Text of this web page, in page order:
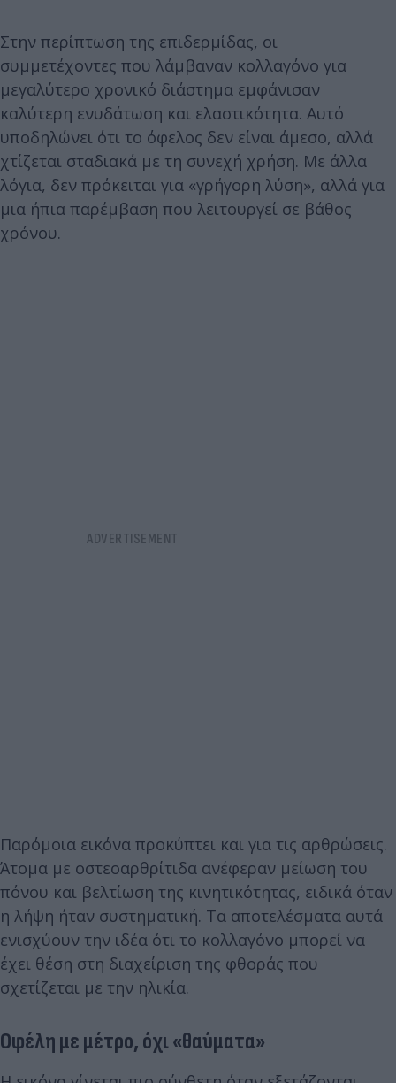
Στην περίπτωση της επιδερμίδας, οι
συμμετέχοντες που λάμβαναν κολλαγόνο για
μεγαλύτερο χρονικό διάστημα εμφάνισαν
καλύτερη ενυδάτωση και ελαστικότητα. Αυτό
υποδηλώνει ότι το όφελος δεν είναι άμεσο, αλλά
χτίζεται σταδιακά με τη συνεχή χρήση. Με άλλα
λόγια, δεν πρόκειται για «γρήγορη λύση», αλλά για
μια ήπια παρέμβαση που λειτουργεί σε βάθος
χρόνου.
Παρόμοια εικόνα προκύπτει και για τις αρθρώσεις.
Άτομα με οστεοαρθρίτιδα ανέφεραν μείωση του
πόνου και βελτίωση της κινητικότητας, ειδικά όταν
η λήψη ήταν συστηματική. Τα αποτελέσματα αυτά
ενισχύουν την ιδέα ότι το κολλαγόνο μπορεί να
έχει θέση στη διαχείριση της φθοράς που
σχετίζεται με την ηλικία.
Οφέλη με μέτρο, όχι «θαύματα»